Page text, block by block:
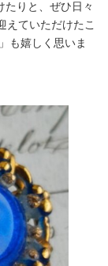
りと、ぜひ日々
えていただけたこ
も嬉しく思いま